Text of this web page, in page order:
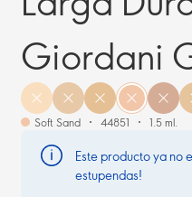
Giordani
Soft Sand 44851 1.5 ml.
Este producto ya no
estupendas!